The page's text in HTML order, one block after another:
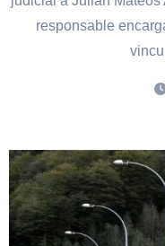
responsable